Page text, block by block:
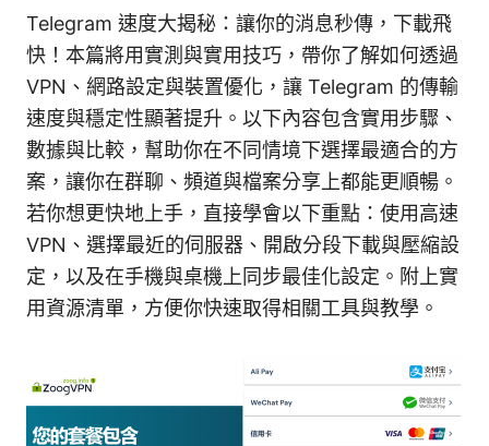
Telegram 速度大揭秘：讓你的消息秒傳，下載飛
快！本篇將用實測與實用技巧，帶你了解如何透過
VPN、網路設定與裝置優化，讓 Telegram 的傳輸
速度與穩定性顯著提升。以下內容包含實用步驟、
數據與比較，幫助你在不同情境下選擇最適合的方
案，讓你在群聊、頻道與檔案分享上都能更順暢。
若你想更快地上手，直接學會以下重點：使用高速
VPN、選擇最近的伺服器、開啟分段下載與壓縮設
定，以及在手機與桌機上同步最佳化設定。附上實
用資源清單，方便你快速取得相關工具與教學。